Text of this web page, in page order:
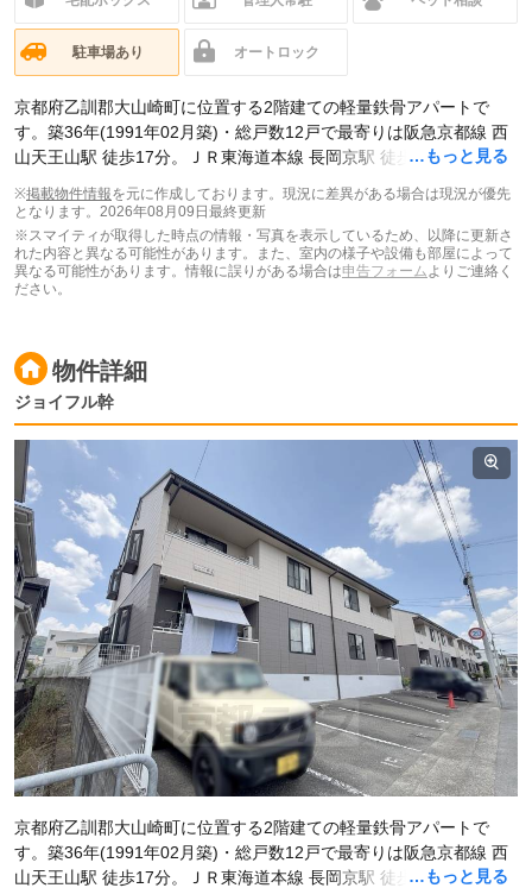
駐車場あり オートロック
…もっと見る
京都府乙訓郡大山崎町に位置する2階建ての軽量鉄骨アパートで
す。築36年(1991年02月築)・総戸数12戸で最寄りは阪急京都線 西
山天王山駅 徒歩17分。ＪＲ東海道本線 長岡京駅 徒歩27分です。現
※掲載物件情報を元に作成しております。現況に差異がある場合は現況が優先
となります。 2026年08月09日最終更新
※スマイティが取得した時点の情報・写真を表示しているため、以降に更新さ
れた内容と異なる可能性があります。また、室内の様子や設備も部屋によって
異なる可能性があります。情報に誤りがある場合は申告フォーム よりご連絡く
ださい。
物件詳細
ジョイフル幹
…もっと見る
京都府乙訓郡大山崎町に位置する2階建ての軽量鉄骨アパートで
す。築36年(1991年02月築)・総戸数12戸で最寄りは阪急京都線 西
山天王山駅 徒歩17分。ＪＲ東海道本線 長岡京駅 徒歩27分です。現